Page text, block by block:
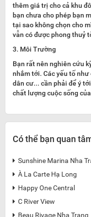
thêm giá trị cho cả khu
bạn chưa cho phép bạn
tại sao không chọn cho
vẫn có được phong thuỷ
3. Môi Trường
Bạn rất nên nghiên cứu
nhắm tới. Các yếu tố
dân cư... cần phải để ý
chất lượng cuộc sống
Có thể bạn quan
 Sunshine Marina Nha
 À La Carte Hạ Long
 Happy One Central
 C River View
 Beau Rivage Nha Trang